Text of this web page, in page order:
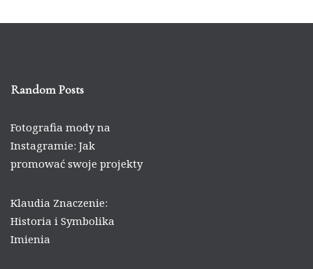
Random Posts
Fotografia mody na
Instagramie: Jak
promować swoje projekty
Klaudia Znaczenie:
Historia i Symbolika
Imienia